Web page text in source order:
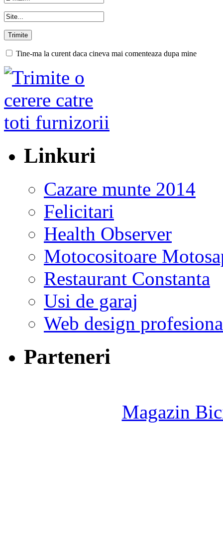
Tine-ma la curent daca cineva mai comenteaza dupa mine
Linkuri
Cazare munte 2014
Felicitari
Health Observer
Motocositoare
Restaurant Constanta
Usi de garaj
Web design
Parteneri
Magazin